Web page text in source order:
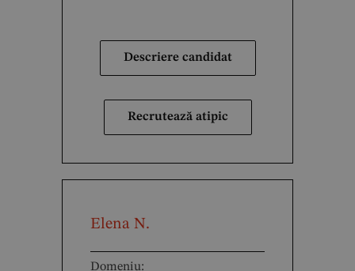
Descriere candidat
Recrutează atipic
Elena N.
Domeniu: